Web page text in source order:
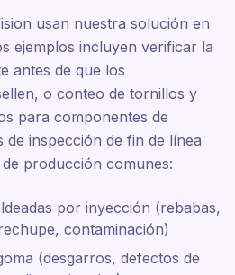
usan nuestra solución en
ejemplos incluyen verificar la
antes de que los
o conteo de tornillos y
para componentes de
de inspección de fin de línea
producción comunes:
por inyección (rebabas,
contaminación)
(desgarros, defectos de